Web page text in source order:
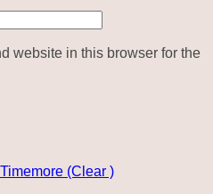
website in this browser for the